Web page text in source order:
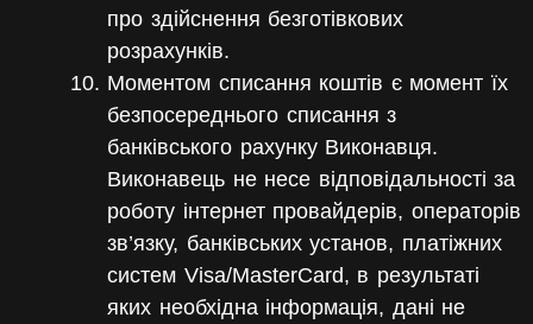
про здійснення безготівкових
розрахунків.
Моментом списання коштів є момент їх
безпосереднього списання з
банківського рахунку Виконавця.
Виконавець не несе відповідальності за
роботу інтернет провайдерів, операторів
зв’язку, банківських установ, платіжних
систем Visa/MasterCard, в результаті
яких необхідна інформація, дані не